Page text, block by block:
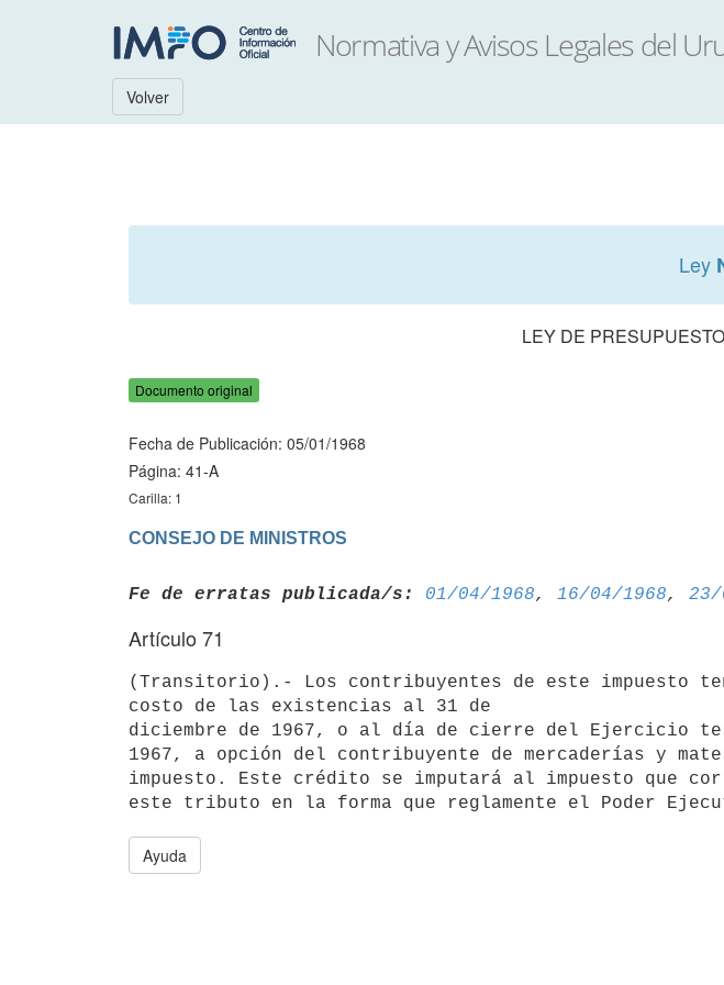
Volver
Ley
LEY DE
Documento original
Fecha de Publicación: 05/01/1968
Página: 41-A
Carilla: 1
CONSEJO DE MINISTROS
Fe de erratas publicada/s: 01/04/1968, 16/04/1968, 23/
Artículo 71
(Transitorio).- Los contribuyentes de este impuesto
costo de las existencias al 31 de
diciembre de 1967, o al día de cierre del Ejercicio
1967, a opción del contribuyente de mercaderías y
impuesto. Este crédito se imputará al impuesto que
Ayuda